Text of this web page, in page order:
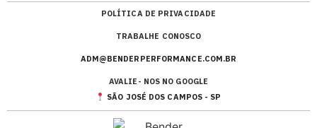
POLÍTICA DE PRIVACIDADE
TRABALHE CONOSCO
ADM@BENDERPERFORMANCE.COM.BR
AVALIE- NOS NO GOOGLE
SÃO JOSÉ DOS CAMPOS - SP